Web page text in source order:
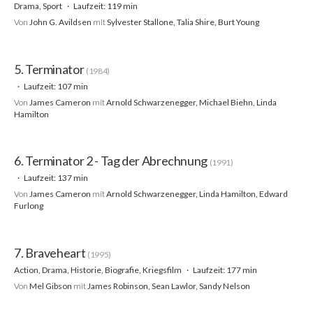
Drama, Sport
Laufzeit: 119 min
Von John G. Avildsen mitSylvester Stallone, Talia Shire, Burt Young
5. Terminator (1984)
Laufzeit: 107 min
Von James Cameron mitArnold Schwarzenegger, Michael Biehn, Linda
Hamilton
6. Terminator 2 - Tag der Abrechnung (1991)
Laufzeit: 137 min
Von James Cameron mitArnold Schwarzenegger, Linda Hamilton, Edward
Furlong
7. Braveheart (1995)
Action, Drama, Historie, Biografie, Kriegsfilm
Laufzeit: 177 min
Von Mel Gibson mit James Robinson, Sean Lawlor, Sandy Nelson